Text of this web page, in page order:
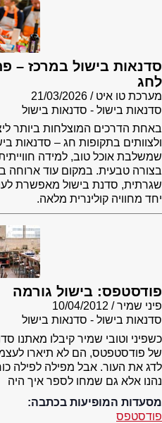
סדנאות בישול במרכז –
לחג
מערכת טו איט
21/03/2026
סדנאות בישול - סדנאות בישול
באחת הדרכים המוצלחות ביותר
ולצוותים בתקופות חג – סדנאות
שמשלבת אוכל טוב, למידה
בצורה טבעית. במקום עוד ארוחה
שגרתית, סדנת בישול מאפשרת
יחד מחוויה קולינרית מלאה.
פודסטפס: בישול גורמה
פיני שמיר
10/04/2012
סדנאות בישול - סדנאות בישול
כשפיני וטובי שמיר קיבלו מאתנו
של פודסטפטס, הם לא תיארו
לדג את העור. אבל מפילה לפילה
נהנו אלא גם שמחו לספר איך היה
מסעדות המופיעות בכתבה:
פודסטפס